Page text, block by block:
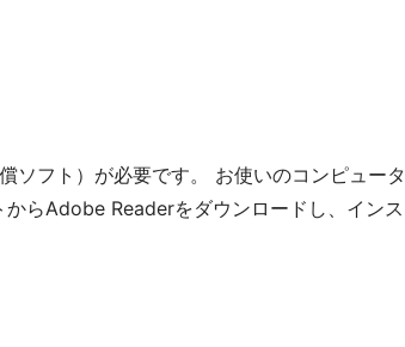
ソフト）が必要です。 お使いのコンピュータ
らAdobe Readerをダウンロードし、インス